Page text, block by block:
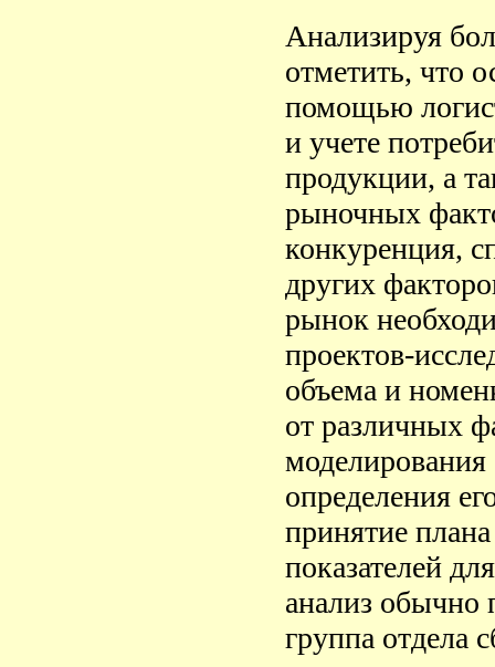
Анализируя
отметить, что
помощью
и учете
продукции, а
рыночных
конкуренция,
других
рынок
проектов-
объема и
от различных
определения
принятие
показателей
анализ обычно
группа отдела